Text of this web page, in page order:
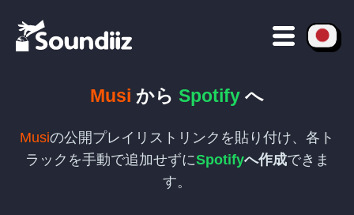
Musi から Spotify へ
Musiの公開プレイリストリンクを貼り付け、各ト
ラックを手動で追加せずにSpotifyへ作成できま
す。